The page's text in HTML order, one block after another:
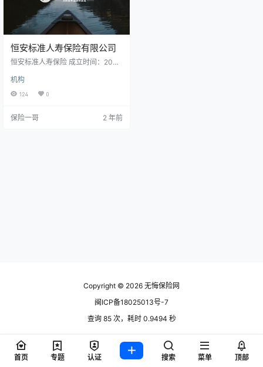
恒安标准人寿保险有限公司
恒安标准人寿保险 成立时间：2003
069 公司法人：刘振宇先生 公司地
址：天津市和平区南京路189号津汇
公司简介 恒安标准人寿保险有限公
机构
124 0
保险一哥 2 年前
Copyright © 2026 无悔保险网
闽ICP备18025013号-7
查询 85 次，耗时 0.9494 秒
首页 专题 认证 搜索 菜单 顶部